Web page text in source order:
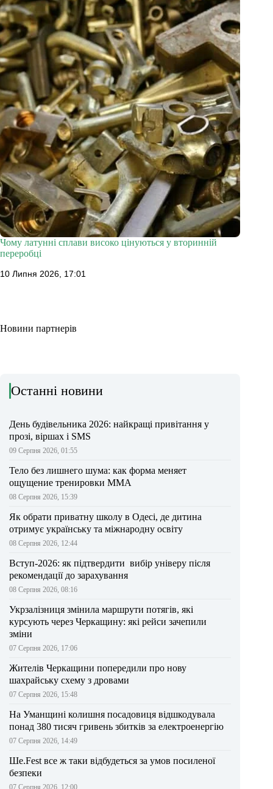
Чому латунні сплави високо цінуються у вторинній
переробці
10 Липня 2026, 17:01
Новини партнерів
Останні новини
День будівельника 2026: найкращі привітання у
прозі, віршах і SMS
09 Серпня 2026, 01:55
Тело без лишнего шума: как форма меняет
ощущение тренировки ММА
08 Серпня 2026, 15:39
Як обрати приватну школу в Одесі, де дитина
отримує українську та міжнародну освіту
08 Серпня 2026, 12:44
Вступ-2026: як підтвердити вибір універу після
рекомендації до зарахування
08 Серпня 2026, 08:16
Укрзалізниця змінила маршрути потягів, які
курсують через Черкащину: які рейси зачепили
зміни
07 Серпня 2026, 17:06
Жителів Черкащини попередили про нову
шахрайську схему з дровами
07 Серпня 2026, 15:48
На Уманщині колишня посадовиця відшкодувала
понад 380 тисяч гривень збитків за електроенергію
07 Серпня 2026, 14:49
Ше.Fest все ж таки відбудеться за умов посиленої
безпеки